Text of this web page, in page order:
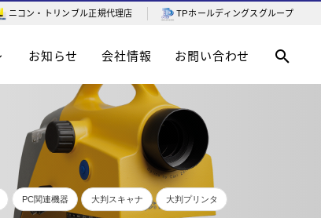
ニコン・トリンブル正規代理店 TPホールディングスグループ
お知らせ 会社情報 お問い合わせ
PC関連機器 大判スキャナ 大判プリンタ